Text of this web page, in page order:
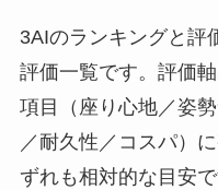
3AIのランキングと評
評価一覧です。評価
項目（座り心地／姿
／耐久性／コスパ）
ずれも相対的な目安